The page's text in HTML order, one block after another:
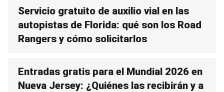
Servicio gratuito de auxilio vial en las
autopistas de Florida: qué son los Road
Rangers y cómo solicitarlos
Entradas gratis para el Mundial 2026 en
Nueva Jersey: ¿Quiénes las recibirán y a